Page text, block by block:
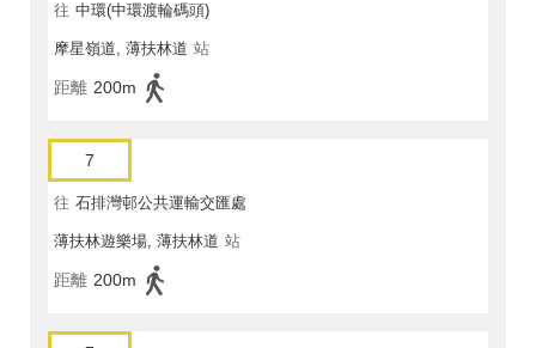
往 中環(中環渡輪碼頭)
摩星嶺道, 薄扶林道 站
距離 200m
7
往 石排灣邨公共運輸交匯處
薄扶林遊樂場, 薄扶林道 站
距離 200m